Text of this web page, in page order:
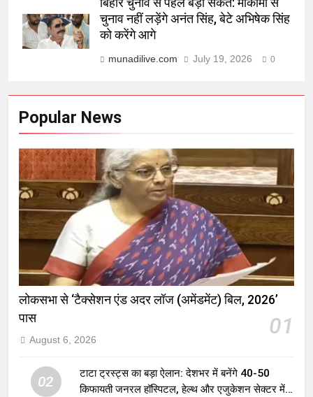
बिहार चुनाव से पहले बड़ा संकेत: मोकामा से
चुनाव नहीं लड़ेंगे अनंत सिंह, बेटे अभिषेक सिंह
को करेंगे आगे
munadilive.com July 19, 2026 0
Popular News
लोकसभा से ‘टैक्सेशन एंड अदर लॉज (अमेंडमेंट) बिल, 2026’
पास
01
August 6, 2026
02
टाटा ट्रस्ट्स का बड़ा ऐलान: देशभर में बनेंगे 40-50
किफायती जनरल हॉस्पिटल, हेल्थ और एजुकेशन सेक्टर में